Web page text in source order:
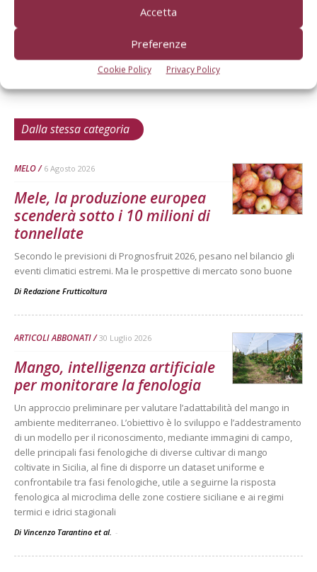
Accetta
Preferenze
Cookie Policy Privacy Policy
Dalla stessa categoria
MELO 6 Agosto 2026
Mele, la produzione europea
scenderà sotto i 10 milioni di
tonnellate
Secondo le previsioni di Prognosfruit 2026, pesano nel bilancio gli
eventi climatici estremi. Ma le prospettive di mercato sono buone
Di Redazione Frutticoltura
ARTICOLI ABBONATI 30 Luglio 2026
Mango, intelligenza artificiale
per monitorare la fenologia
Un approccio preliminare per valutare l’adattabilità del mango in
ambiente mediterraneo. L’obiettivo è lo sviluppo e l’addestramento
di un modello per il riconoscimento, mediante immagini di campo,
delle principali fasi fenologiche di diverse cultivar di mango
coltivate in Sicilia, al fine di disporre un dataset uniforme e
confrontabile tra fasi fenologiche, utile a seguirne la risposta
fenologica al microclima delle zone costiere siciliane e ai regimi
termici e idrici stagionali
Di Vincenzo Tarantino et al. -